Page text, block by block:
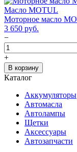
Масло MOTUL
Моторное масло
3 650 руб.
−
+
В корзину
Каталог
Аккумуляторы
Автомасла
Автолампы
Щетки
Аксессуары
Автозапчасти